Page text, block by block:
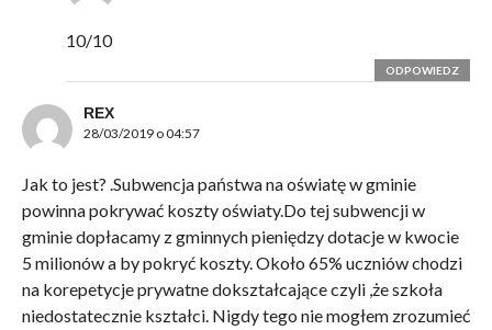
10/10
ODPOWIEDZ
REX
28/03/2019 o 04:57
Jak to jest? .Subwencja państwa na oświatę w gminie
powinna pokrywać koszty oświaty.Do tej subwencji w
gminie dopłacamy z gminnych pieniędzy dotacje w kwocie
5 milionów a by pokryć koszty. Około 65% uczniów chodzi
na korepetycje prywatne dokształcające czyli ,że szkoła
niedostatecznie kształci. Nigdy tego nie mogłem zrozumieć